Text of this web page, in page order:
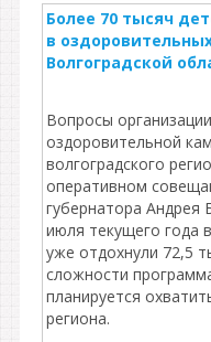
Более 70 тысяч
в
Волгоградской
Вопросы
оздоровительной
волгоградского
оперативном
губернатора Андрея
июля текущего года
уже отдохнули 72,5
сложности
планируется
региона.